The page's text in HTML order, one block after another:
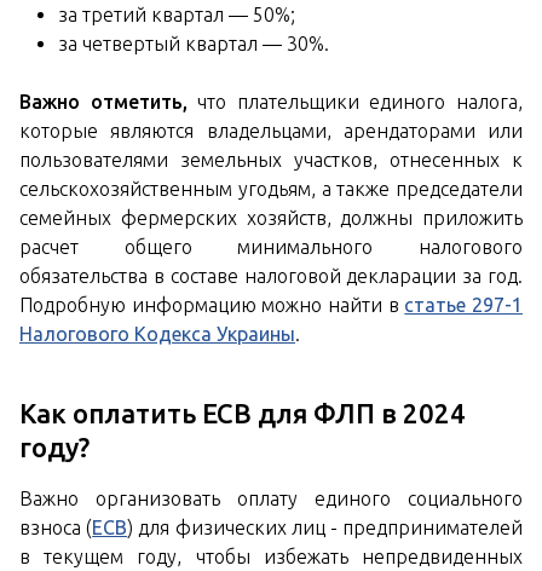
за третий квартал — 50%;
за четвертый квартал — 30%.
Важно отметить, что плательщики единого налога,
которые являются владельцами, арендаторами или
пользователями земельных участков, отнесенных к
сельскохозяйственным угодьям, а также председатели
семейных фермерских хозяйств, должны приложить
расчет общего минимального налогового
обязательства в составе налоговой декларации за год.
Подробную информацию можно найти в статье 297-1
Налогового Кодекса Украины.
Как оплатить ЕСВ для ФЛП в 2024
году?
Важно организовать оплату единого социального
взноса (ЕСВ) для физических лиц - предпринимателей
в текущем году, чтобы избежать непредвиденных